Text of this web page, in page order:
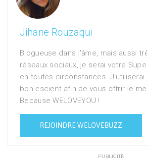
Jihane Rouzaqui
Blogueuse dans l'âme, mais aussi
réseaux sociaux, je serai votre
en toutes circonstances. J’utiliserai
bon escient afin de vous offrir le
Because WELOVEYOU !
REJOINDRE WELOVEBUZZ
PUBLICITÉ